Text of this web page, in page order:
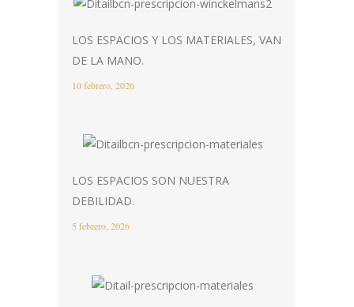
LOS ESPACIOS Y LOS MATERIALES, VAN
DE LA MANO.
10 febrero, 2026
LOS ESPACIOS SON NUESTRA
DEBILIDAD.
5 febrero, 2026